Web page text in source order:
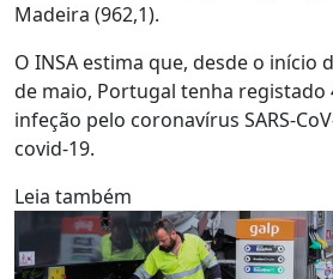
Madeira (962,1).
O INSA estima que, desde o início
de maio, Portugal tenha registado
infeção pelo coronavírus SARS-
covid-19.
Leia também